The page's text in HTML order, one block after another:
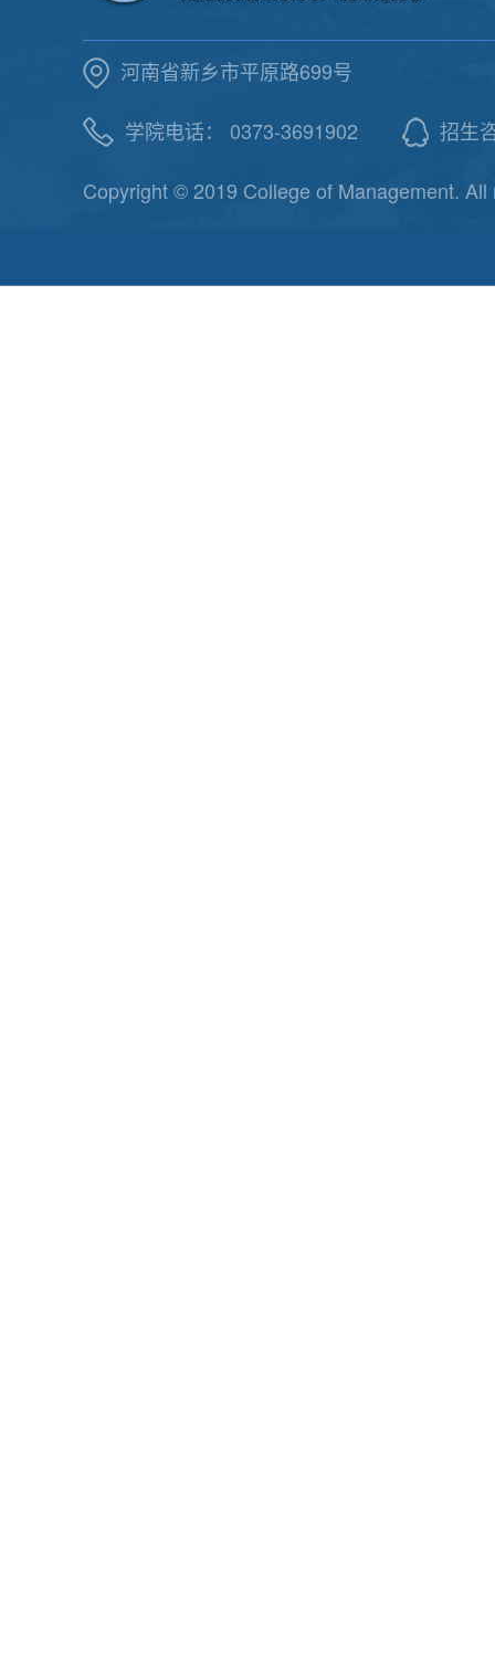
河南省新乡市平原路699号
学院电话： 0373-3691902 招生
Copyright © 2019 College of Management.